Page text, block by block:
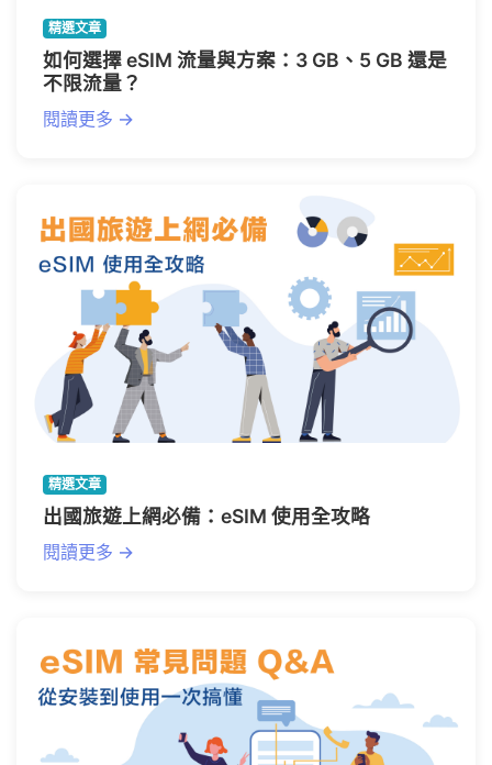
精選文章
如何選擇 eSIM 流量與方案：3 GB、5 GB 還是
不限流量？
閱讀更多 →
精選文章
出國旅遊上網必備：eSIM 使用全攻略
閱讀更多 →